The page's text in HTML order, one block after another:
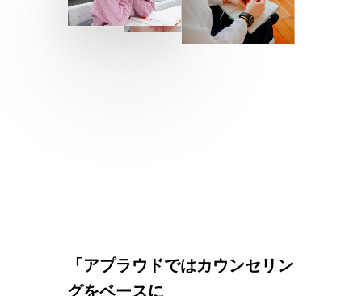
「 アプラウドではカウンセリン
グをベースに